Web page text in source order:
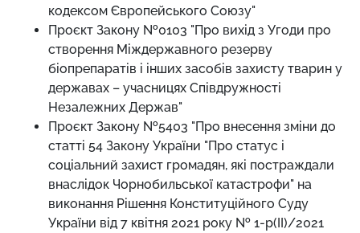
кодексом Європейського Союзу"
Проєкт Закону №0103 "Про вихід з Угоди про
створення Міждержавного резерву
біопрепаратів і інших засобів захисту тварин у
державах – учасницях Співдружності
Незалежних Держав"
Проєкт Закону №5403 "Про внесення зміни до
статті 54 Закону України "Про статус і
соціальний захист громадян, які постраждали
внаслідок Чорнобильської катастрофи" на
виконання Рішення Конституційного Суду
України від 7 квітня 2021 року № 1-р(ІІ)/2021